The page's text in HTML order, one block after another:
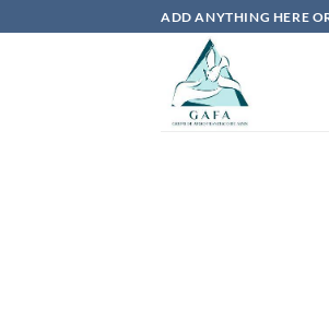
to
ADD ANYTHING HERE